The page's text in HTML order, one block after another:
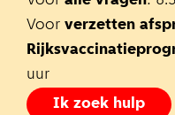
Voor verzetten
uur
Ik zoek hulp